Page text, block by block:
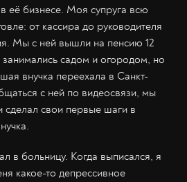
её бизнесе. Моя супруга всю
от кассира до руководителя
Мы с ней вышли на пенсию 12
садом и огородом, но
внучка переехала в Санкт-
с ней по видеосвязи, мы
сделал свои первые шаги в
в больницу. Когда выписался, я
какое-то депрессивное